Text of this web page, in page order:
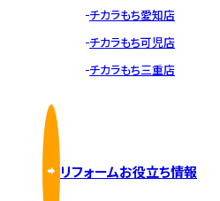
チカラもち愛知店
チカラもち可児店
チカラもち三重店
リフォームお役立ち情報